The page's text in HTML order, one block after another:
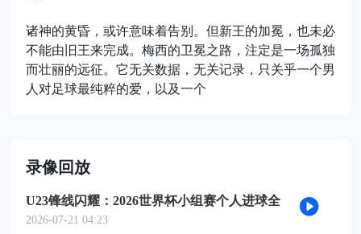
诸神的黄昏，或许意味着告别。但新王的加冕，也未必
不能由旧王来完成。梅西的卫冕之路，注定是一场孤独
而壮丽的远征。它无关数据，无关记录，只关乎一个男
人对足球最纯粹的爱，以及一个
录像回放
U23锋线闪耀：2026世界杯小组赛个人进球全
记录
2026-07-21 04:23